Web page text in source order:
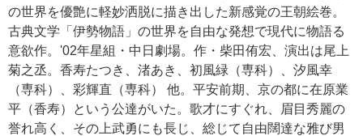
の世界を優艶に軽妙洒脱に描き出した新感覚の王朝絵巻。
古典文学「伊勢物語」の世界を自由な発想で現代に物語る
意欲作。'02年星組・中日劇場。作・柴田侑宏、演出は尾上
菊之丞。香寿たつき、渚あき、初風緑（専科）、汐風幸
（専科）、彩輝直（専科） 他。平安前期、京の都に在原業
平（香寿）という公達がいた。歌才にすぐれ、眉目秀麗の
誉れ高く、その上武勇にも長じ、総じて自由闊達な雅び男